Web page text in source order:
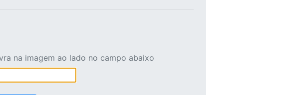
na imagem ao lado no campo abaixo